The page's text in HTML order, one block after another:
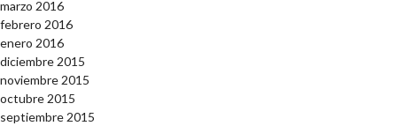
marzo 2016
febrero 2016
enero 2016
diciembre 2015
noviembre 2015
octubre 2015
septiembre 2015